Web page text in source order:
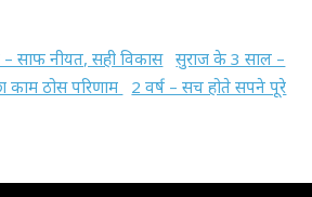
साफ नीयत, सही विकास सुराज के 3 साल –
काम ठोस परिणाम
2 वर्ष – सच होते सपने पूरे